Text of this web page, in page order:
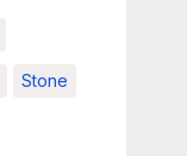
Stone